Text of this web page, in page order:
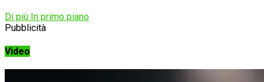
Di più In primo piano
Pubblicità
Video